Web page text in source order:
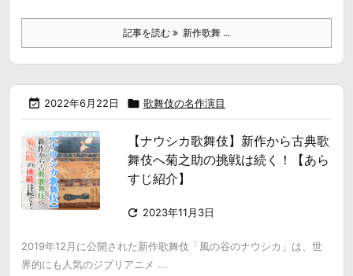
記事を読む 新作歌舞 ...
 2022年6月22日  歌舞伎の名作演目
【ナウシカ歌舞伎】新作から古典歌
舞伎へ菊之助の挑戦は続く！【あら
すじ紹介】
 2023年11月3日
2019年12月に公開された新作歌舞伎「風の谷のナウシカ」は、世
界的にも人気のジブリアニメ ...